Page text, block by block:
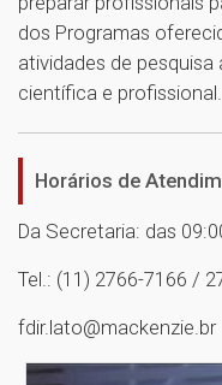
dos Programas
atividades de
científica e profissional.
Horários de
Da Secretaria: das
Tel.: (11) 2766-7166 /
fdir.lato@mackenzie.br